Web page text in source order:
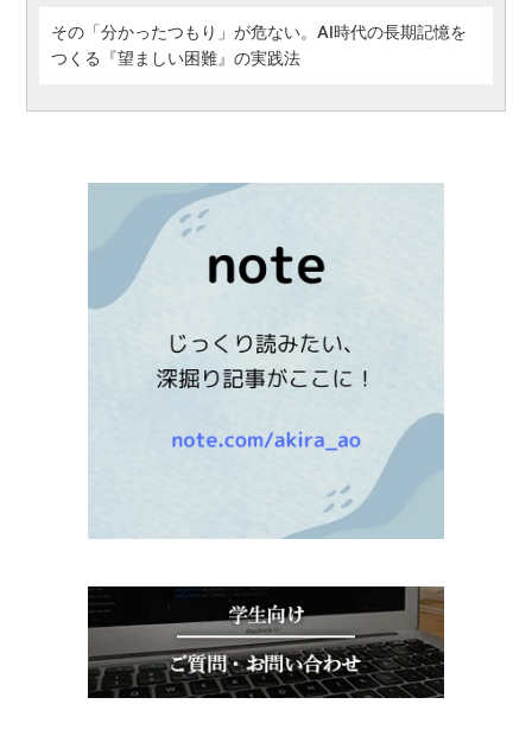
その「分かったつもり」が危ない。AI時代の長期記憶を
つくる『望ましい困難』の実践法